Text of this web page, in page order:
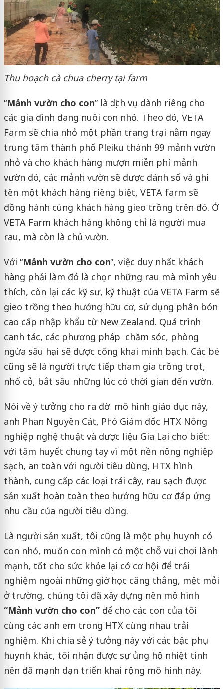
Thu hoạch cà chua cherry tại farm
“Mảnh vườn cho con” là dịch vụ dành riêng cho
các gia đình đang nuôi con nhỏ. Theo đó, VETA
Farm sẽ chia nhỏ một phần trang trại nằm ngay
trung tâm thành phố Pleiku thành 99 mảnh vườn
nhỏ và cho khách hàng mượn miễn phí mảnh
vườn đó, các mảnh vườn sẽ được đánh số và ghi
tên một khách hàng riêng biệt, VETA farm sẽ
đồng hành cùng khách hàng gieo trồng trên đó. Ở
VETA Farm khách hàng không chỉ là người mua
rau, mà còn là chủ vườn.
Với “Mảnh vườn cho con”, việc duy nhất khách
hàng phải làm đó là chọn những rau mà mình yêu
thích, còn lại các kỹ sư, kỹ thuật của VETA Farm sẽ
gieo trồng theo hướng hữu cơ, sử dụng phân bón
cao cấp nhập khẩu từ New Zealand. Quá trình
canh tác, các phương pháp chăm sóc, phòng
ngừa sâu hại sẽ được công khai minh bạch. Các bé
cũng sẽ là người trực tiếp tham gia trồng trọt,
nhổ cỏ, bắt sâu những lúc có thời gian đến vườn.
Nói về ý tưởng cho ra đời mô hình giáo dục này,
anh Phan Nguyên Cát, Phó Giám đốc HTX Nông
nghiệp nghệ thuật và dược liệu Gia Lai cho biết:
với tâm huyết chung tay vì một nền nông nghiệp
sạch, an toàn với người tiêu dùng, HTX hình
thành, cung cấp các loại trái cây, rau sạch được
sản xuất hoàn toàn theo hướng hữu cơ đáp ứng
nhu cầu của người tiêu dùng.
Là người sản xuất, tôi cũng là một phụ huynh có
con nhỏ, muốn con mình có một chỗ vui chơi lành
mạnh, tốt cho sức khỏe lại có cơ hội để trải
nghiệm ngoài những giờ học căng thẳng, mệt mỏi
ở trường, chúng tôi đã xây dựng nên mô hình
“Mảnh vườn cho con”để cho các con của tôi
cùng các anh em trong HTX cùng nhau trải
nghiệm. Khi chia sẻ ý tưởng này với các bậc phụ
huynh khác, tôi nhận được sự ủng hộ nhiệt tình
nên đã mạnh dạn triển khai rộng mô hình này.